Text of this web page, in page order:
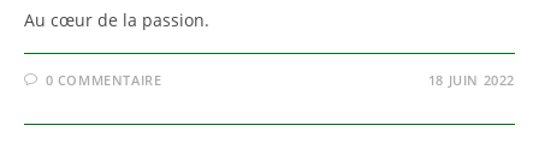
Au cœur de la passion.
0 COMMENTAIRE 18 JUIN 2022